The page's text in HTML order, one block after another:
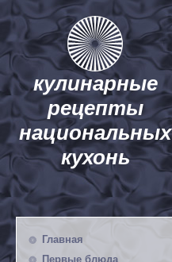
кулинарные
рецепты
национальных
кухонь
Главная
Первые блюда